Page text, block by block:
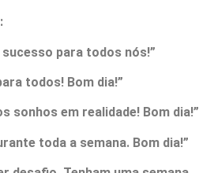
sucesso para todos nós!”
todos! Bom dia!”
em realidade! Bom dia!”
toda a semana. Bom dia!”